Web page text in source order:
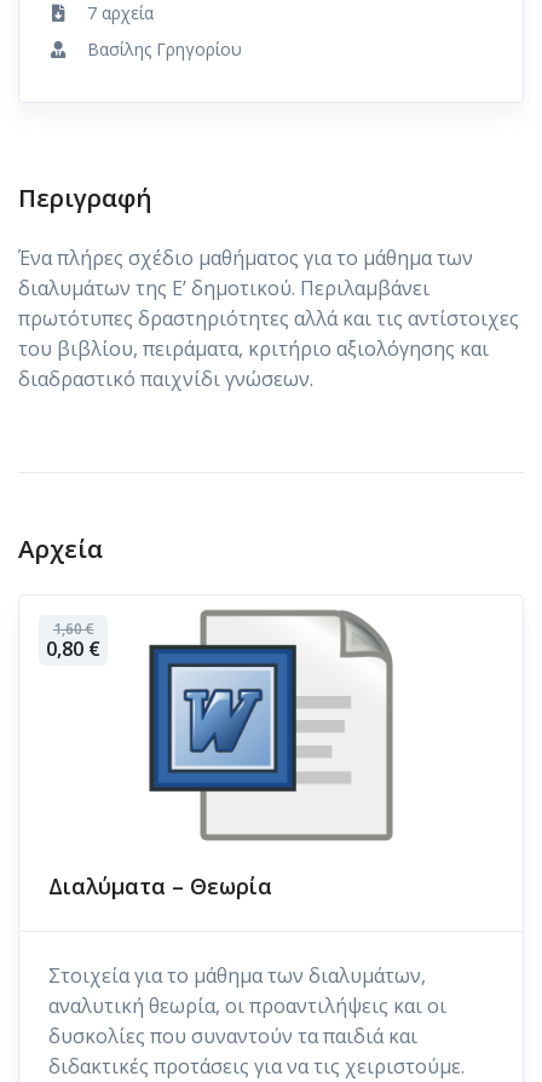
7 αρχεία
Βασίλης Γρηγορίου
Περιγραφή
Ένα πλήρες σχέδιο μαθήματος για το μάθημα των
διαλυμάτων της Ε’ δημοτικού. Περιλαμβάνει
πρωτότυπες δραστηριότητες αλλά και τις αντίστοιχες
του βιβλίου, πειράματα, κριτήριο αξιολόγησης και
διαδραστικό παιχνίδι γνώσεων.
Αρχεία
1,60 €
0,80 €
Διαλύματα – Θεωρία
Στοιχεία για το μάθημα των διαλυμάτων,
αναλυτική θεωρία, οι προαντιλήψεις και οι
δυσκολίες που συναντούν τα παιδιά και
διδακτικές προτάσεις για να τις χειριστούμε.